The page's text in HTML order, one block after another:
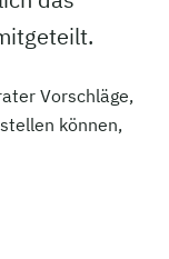
Vorschläge,
können,